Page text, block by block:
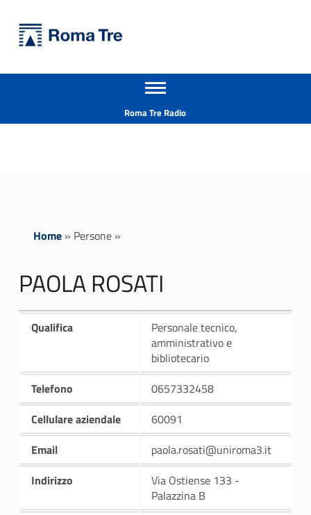
PAOLA ROSATI - Università Roma Tre
Apri il menu secondario
Roma Tre Radio
Home» Persone»
PAOLA ROSATI
Qualifica
Personale tecnico,
amministrativo e
bibliotecario
Telefono
0657332458
Cellulare aziendale
60091
Email
paola.rosati@uniroma3.it
Indirizzo
Via Ostiense 133 -
Palazzina B